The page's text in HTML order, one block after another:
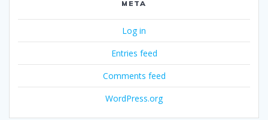
META
Log in
Entries feed
Comments feed
WordPress.org